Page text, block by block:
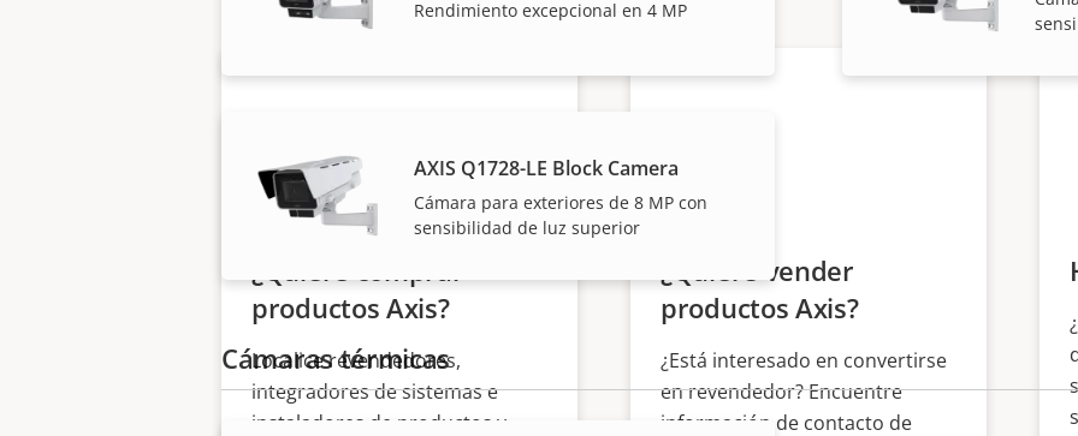
Rendimiento excepcional en 4 MP
AXIS Q1728-LE Block Camera
Cámara para exteriores de 8 MP con
sensibilidad de luz superior
Cámaras térmicas
¿Quiere comprar
productos Axis?
Localice revendedores,
integradores de sistemas e
instaladores de productos y
¿Quiere vender
productos Axis?
¿Está interesado en convertirse
en revendedor? Encuentre
información de contacto de